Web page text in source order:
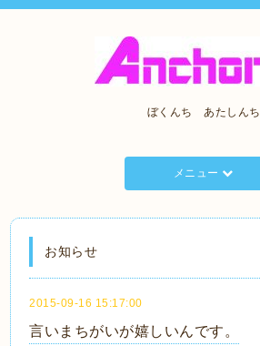
ぼくんち あたしんち
メニュー
お知らせ
2015-09-16 15:17:00
言いまちがいが嬉しいんです。